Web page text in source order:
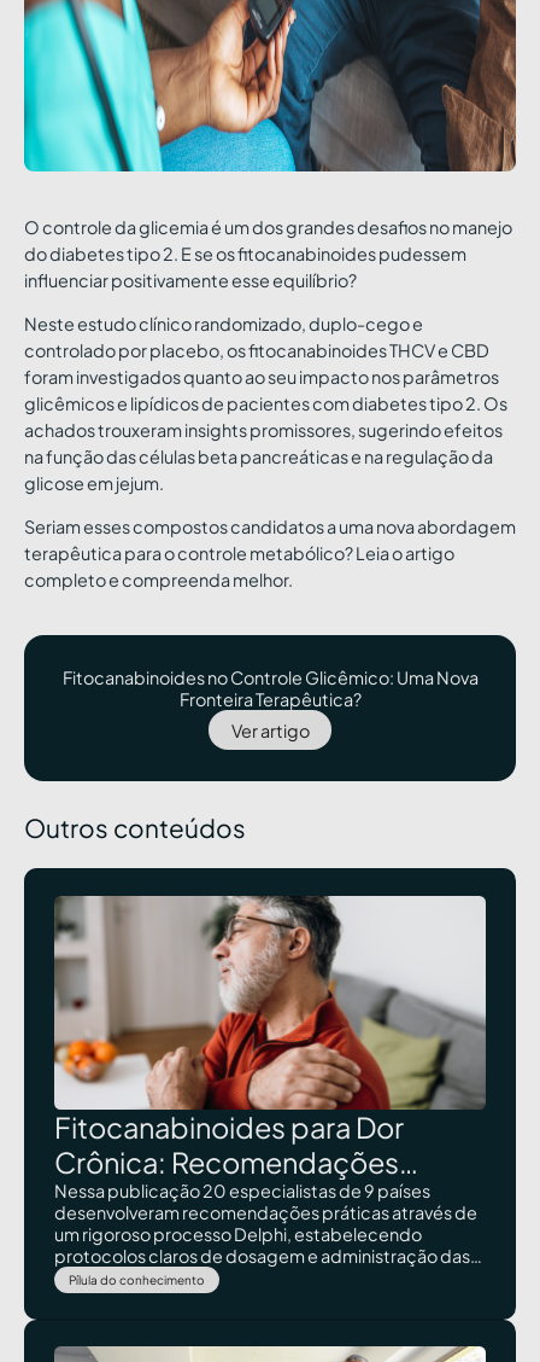
O controle da glicemia é um dos grandes desafios no manejo
do diabetes tipo 2. E se os fitocanabinoides pudessem
influenciar positivamente esse equilíbrio?
Neste estudo clínico randomizado, duplo-cego e
controlado por placebo, os fitocanabinoides THCV e CBD
foram investigados quanto ao seu impacto nos parâmetros
glicêmicos e lipídicos de pacientes com diabetes tipo 2. Os
achados trouxeram insights promissores, sugerindo efeitos
na função das células beta pancreáticas e na regulação da
glicose em jejum.
Seriam esses compostos candidatos a uma nova abordagem
terapêutica para o controle metabólico? Leia o artigo
completo e compreenda melhor.
Fitocanabinoides no Controle Glicêmico: Uma Nova
Fronteira Terapêutica?
Ver artigo
Outros conteúdos
Fitocanabinoides para Dor
Crônica: Recomendações
Internacionais Sobre Dosagem e
Administração
Nessa publicação 20 especialistas de 9 países
desenvolveram recomendações práticas através de
um rigoroso processo Delphi, estabelecendo
protocolos claros de dosagem e administração das
diferentes proporções entre CBD e THC, com
estratégias específicas adaptadas ao perfil clínico
Pílula do conhecimento